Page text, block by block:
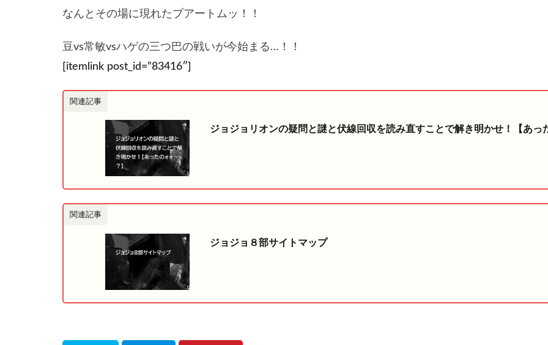
なんとその場に現れたプアートムッ！！
豆vs常敏vsハゲの三つ巴の戦いが今始まる…！！
[itemlink post_id=”83416″]
関連記事
ジョジョリオンの疑問と謎と伏線回収を読み直すことで解き明かせ！【あっ
関連記事
ジョジョ８部サイトマップ